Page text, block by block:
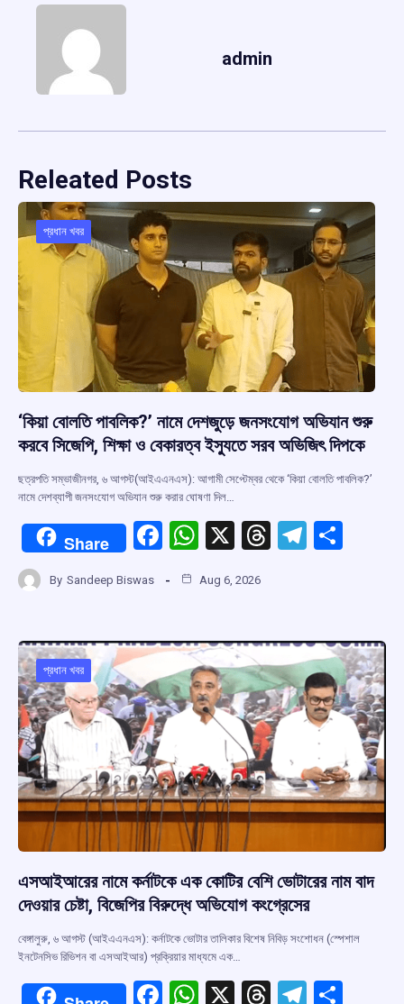
admin
Releated Posts
প্রধান খবর
‘কিয়া বোলতি পাবলিক?’ নামে দেশজুড়ে জনসংযোগ অভিযান শুরু
করবে সিজেপি, শিক্ষা ও বেকারত্ব ইস্যুতে সরব অভিজিৎ দিপকে
ছত্রপতি সম্ভাজীনগর, ৬ আগস্ট(আইএএনএস): আগামী সেপ্টেম্বর থেকে ‘কিয়া বোলতি পাবলিক?’
নামে দেশব্যাপী জনসংযোগ অভিযান শুরু করার ঘোষণা দিল…
Share
F
ce
o
o
k
W
at
A
p
p
X
T
d
s
T
a
m
By Sandeep Biswas Aug 6, 2026
প্রধান খবর
এসআইআরের নামে কর্নাটকে এক কোটির বেশি ভোটারের নাম বাদ
দেওয়ার চেষ্টা, বিজেপির বিরুদ্ধে অভিযোগ কংগ্রেসের
বেঙ্গালুরু, ৬ আগস্ট (আইএএনএস): কর্নাটকে ভোটার তালিকার বিশেষ নিবিড় সংশোধন (স্পেশাল
ইনটেনসিভ রিভিশন বা এসআইআর) প্রক্রিয়ার মাধ্যমে এক…
F
W X
T
T